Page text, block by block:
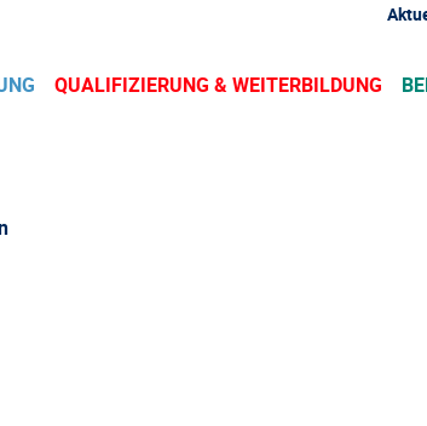
QUALIFIZIERUNG & WEITERBILDUNG